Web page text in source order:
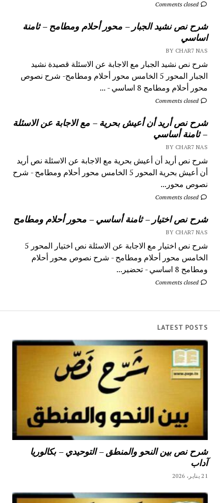
Comments closed
شرح نص نشيد الجبار – محور أحلام ومطامح – ثامنة
اساسي
BY CHAR7 NAS
شرح نص نشيد الجبار مع الاجابة عن الاسئلة قصيدة نشيد
الجبار المحور 5 الخامس محور أحلام ومطامح- شرح نصوص
محور أحلام ومطامح 8 اساسي - ...
Comments closed
شرح نص أريد أن أعيش بحرية – مع الاجابة عن الاسئلة
– ثامنة أساسي
BY CHAR7 NAS
شرح نص أريد أن أعيش بحرية مع الاجابة عن الاسئلة نص أريد
أن أعيش بحرية المحور 5 الخامس محور أحلام ومطامح - شرح
نصوص محور...
Comments closed
شرح نص اختيار – ثامنة أساسي – محور أحلام ومطامح
BY CHAR7 NAS
شرح نص اختيار مع الاجابة عن الاسئلة نص اختيار المحور 5
الخامس محور أحلام ومطامح - شرح نصوص محور أحلام
ومطامح 8 اساسي - تحضير...
Comments closed
LATEST POSTS
شرح نص بين النحو والمنطق – التوحيدي – بكالوريا
آداب
21 يناير، 2026